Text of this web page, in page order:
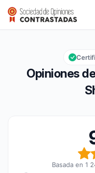
Météo Shopping
Calificación global: 9,7 de
9,7/10
Opiniones
Basada en 1